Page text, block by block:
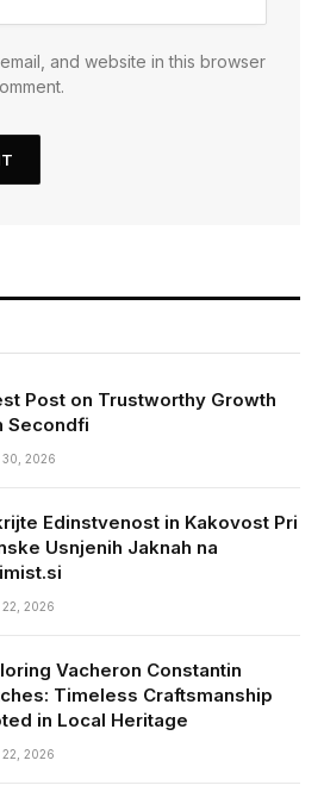
and website in this browser
Post on Trustworthy Growth
Secondfi
30, 2026
Edinstvenost in Kakovost Pri
Usnjenih Jaknah na
22, 2026
Vacheron Constantin
Timeless Craftsmanship
in Local Heritage
22, 2026